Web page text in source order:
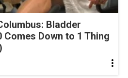
Bladder
Down to 1 Thing